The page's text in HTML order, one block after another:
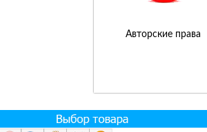
Авторские права